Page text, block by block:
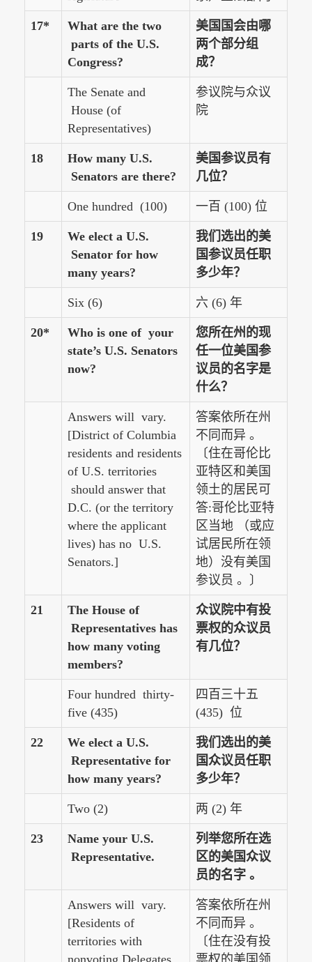
17*
What are the two
parts of the U.S.
Congress?
美国国会由哪
两个部分组
成？
The Senate and
House (of
Representatives)
参议院与众议
院
18
How many U.S.
Senators are there?
美国参议员有
几位？
One hundred (100) 一百 (100) 位
19
We elect a U.S.
Senator for how
many years?
我们选出的美
国参议员任职
多少年？
Six (6) 六 (6) 年
20*
Who is one of your
state’s U.S. Senators
now?
您所在州的现
任一位美国参
议员的名字是
什么？
Answers will vary.
[District of Columbia
residents and residents
of U.S. territories
should answer that
D.C. (or the territory
where the applicant
lives) has no U.S.
Senators.]
答案依所在州
不同而异 。
〔住在哥伦比
亚特区和美国
领土的居民可
答:哥伦比亚特
区当地 （或应
试居民所在领
地）没有美国
参议员 。〕
21
The House of
Representatives has
how many voting
members?
众议院中有投
票权的众议员
有几位？
Four hundred thirty-
five (435)
四百三十五
(435) 位
22
We elect a U.S.
Representative for
how many years?
我们选出的美
国众议员任职
多少年？
Two (2) 两 (2) 年
23
Name your U.S.
Representative.
列举您所在选
区的美国众议
员的名字 。
Answers will vary.
[Residents of
territories with
答案依所在州
不同而异 。
〔住在没有投